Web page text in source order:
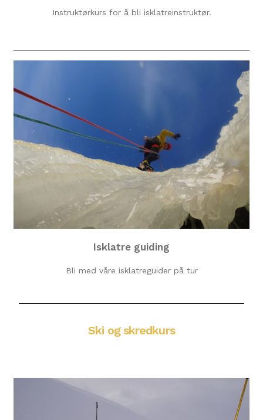
Instruktørkurs for å bli isklatreinstruktør.
Isklatre guiding
Bli med våre isklatreguider på tur
Ski og skredkurs